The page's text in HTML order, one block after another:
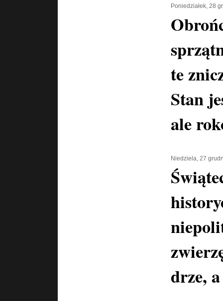
Poniedziałek, 28
te
Stan
ale
Niedziela, 27
drze,